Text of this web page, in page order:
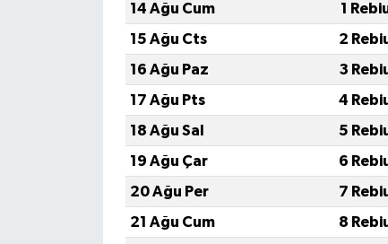
14 Ağu Cum
1
15 Ağu Cts
2
16 Ağu Paz
3
17 Ağu Pts
4
18 Ağu Sal
5
19 Ağu Çar
6
20 Ağu Per
7
21 Ağu Cum
8